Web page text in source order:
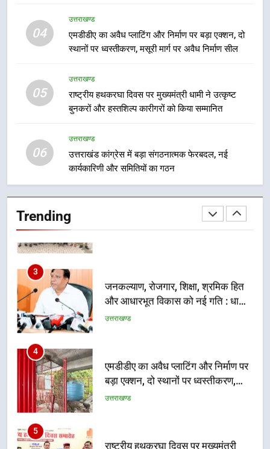
04
उत्तराखण्ड
एमडीडीए का अवैध प्लाटिंग और निर्माण पर बड़ा एक्शन, दो
स्थानों पर ध्वस्तीकरण, मसूरी मार्ग पर अवैध निर्माण सील
05
उत्तराखण्ड
राष्ट्रीय हथकरघा दिवस पर मुख्यमंत्री धामी ने उत्कृष्ट
बुनकरों और हस्तशिल्प कारीगरों को किया सम्मानित
06
उत्तराखण्ड
उत्तराखंड कांग्रेस में बड़ा संगठनात्मक फेरबदल, नई
कार्यकारिणी और समितियों का गठन
Trending
दिल्ली-देहरादून आर्थिक कॉरिडोर से जुड़ी
12 किमी ग्रीनफील्ड बाईपास परियोजना
निर्देश, सुरक्षा मानकों से कोई समझौता
नहींः डीएम
1
खेल महाकुंभ 2026ः 01 सितंबर से सजेगा
प्रतिभा का प्रदर्शन
सार्वजनिक स्थान पर जुआ खेलने वाले
अभियुक्तों को पुलिस ने किया गिरफ्तार
3
और आधारभूत विकास को नई गति : धामी
कैबिनेट के ऐतिहासिक फैसले
उत्तराखण्ड
4
बड़ा एक्शन, दो स्थानों पर ध्वस्तीकरण,
मसूरी मार्ग पर अवैध निर्माण सील
उत्तराखण्ड
5
धामी ने उत्कृष्ट बुनकरों और हस्तशिल्प